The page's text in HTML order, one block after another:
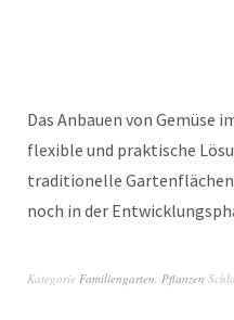
Das Anbauen von Gemüse
flexible und praktische
traditionelle
noch in der
Kategorie Familiengarten, Pflanzen